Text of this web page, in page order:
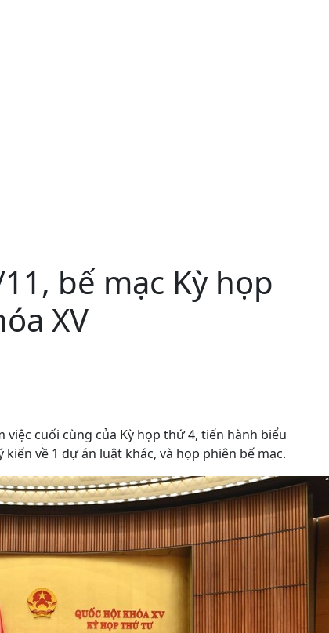
bế mạc Kỳ họp
XV
việc cuối cùng của Kỳ họp thứ 4, tiến hành biểu
về 1 dự án luật khác, và họp phiên bế mạc.